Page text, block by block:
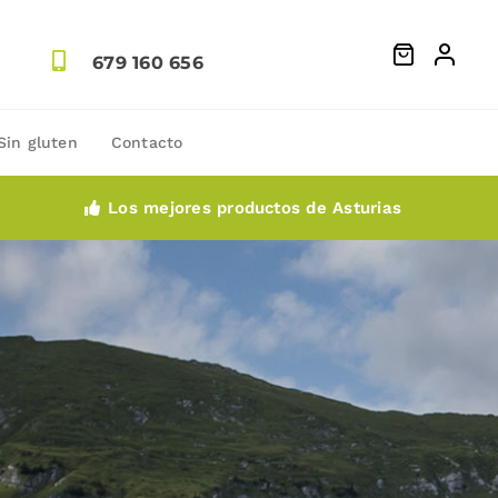
679 160 656
gluten Contacto
Los mejores productos de Asturias